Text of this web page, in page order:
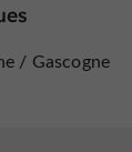
/ Gascogne